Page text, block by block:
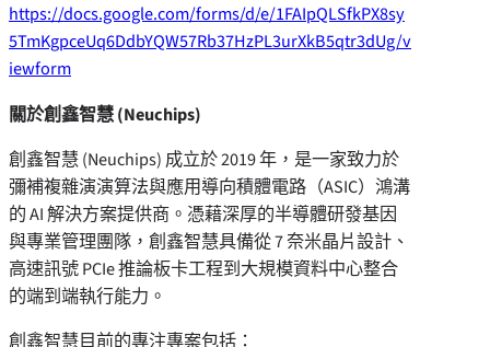
https://docs.google.com/forms/d/e/1FAIpQLSfkPX8sy
5TmKgpceUq6DdbYQW57Rb37HzPL3urXkB5qtr3dUg/v
iewform
關於創鑫智慧(Neuchips)
創鑫智慧 (Neuchips) 成立於 2019 年，是一家致力於
彌補複雜演演算法與應用導向積體電路（ASIC）鴻溝
的 AI 解決方案提供商。憑藉深厚的半導體研發基因
與專業管理團隊，創鑫智慧具備從 7 奈米晶片設計、
高速訊號 PCIe 推論板卡工程到大規模資料中心整合
的端到端執行能力。
創鑫智慧目前的專注專案包括：